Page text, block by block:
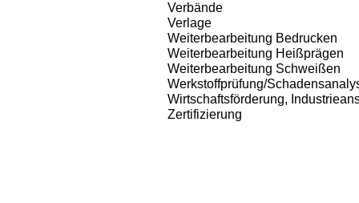
Verbände
Verlage
Weiterbearbeitung Bedrucken
Weiterbearbeitung Heißprägen
Weiterbearbeitung Schweißen
Werkstoffprüfung/
Wirtschaftsförderung,
Zertifizierung